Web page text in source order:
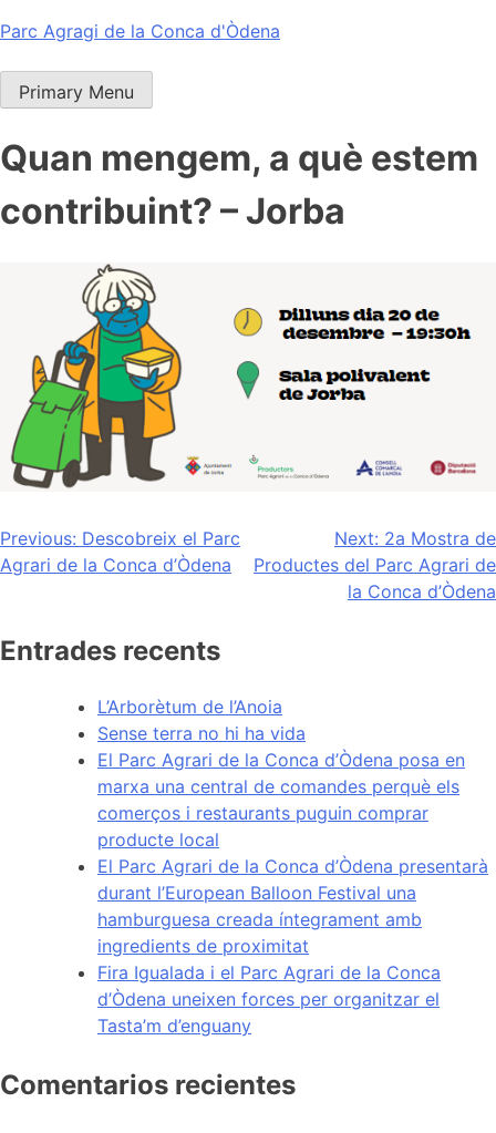
Skip
content
Parc Agragi de la Conca d'Òdena
Primary Menu
Quan mengem, a què estem
contribuint? – Jorba
Navegación
de
Previous: Descobreix el Parc
Agrari de la Conca d’Òdena
Next: 2a Mostra de
Productes del Parc Agrari de
la Conca d’Òdena
Entrades recents
L’Arborètum de l’Anoia
Sense terra no hi ha vida
El Parc Agrari de la Conca d’Òdena posa en
marxa una central de comandes perquè els
comerços i restaurants puguin comprar
producte local
El Parc Agrari de la Conca d’Òdena presentarà
durant l’European Balloon Festival una
hamburguesa creada íntegrament amb
ingredients de proximitat
Fira Igualada i el Parc Agrari de la Conca
d’Òdena uneixen forces per organitzar el
Tasta’m d’enguany
Comentarios recientes